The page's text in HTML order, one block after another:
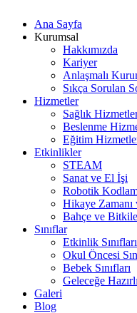
Ana Sayfa
Kurumsal
Hakkımızda
Kariyer
Anlaşmalı
Sıkça Sorulan
Hizmetler
Sağlık
Beslenme
Eğitim
Etkinlikler
STEAM
Sanat ve El İşi
Robotik
Hikaye Zamanı
Bahçe ve
Sınıflar
Etkinlik Sınıfları
Okul Öncesi
Bebek Sınıfları
Geleceğe
Galeri
Blog